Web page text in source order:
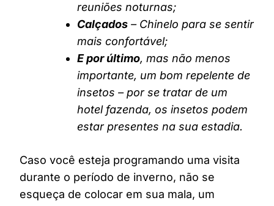
reuniões noturnas;
Calçados – Chinelo para se sentir
mais confortável;
E por último, mas não menos
importante, um bom repelente de
insetos – por se tratar de um
hotel fazenda, os insetos podem
estar presentes na sua estadia.
Caso você esteja programando uma visita
durante o período de inverno, não se
esqueça de colocar em sua mala, um